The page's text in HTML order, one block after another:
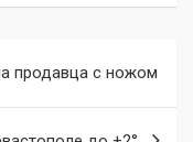
продавца с ножом